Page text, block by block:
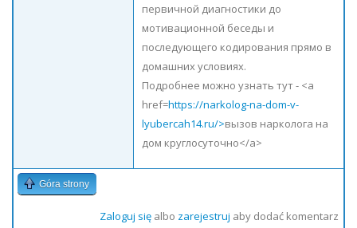
первичной диагностики до
мотивационной беседы и
последующего кодирования прямо в
домашних условиях.
Подробнее можно узнать тут - <a
href=https://narkolog-na-dom-v-
lyubercah14.ru/>вызов нарколога на
дом круглосуточно</a>
Góra strony
Zaloguj sięalbo zarejestruj aby dodać komentarz